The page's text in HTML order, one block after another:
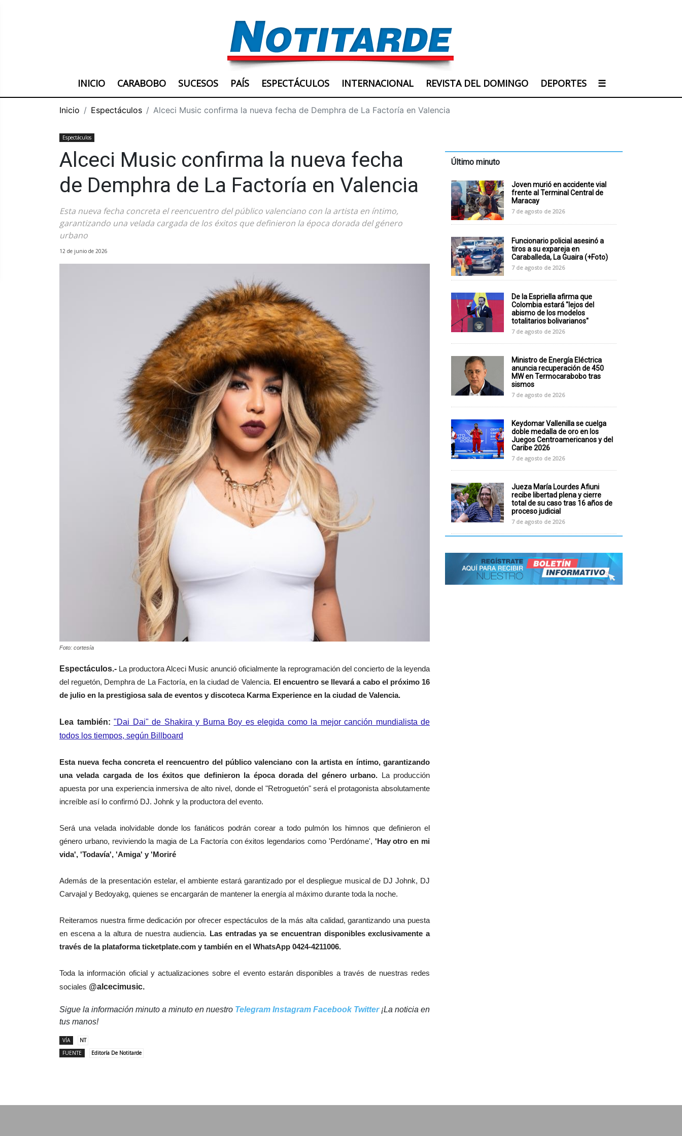
INICIO CARABOBO SUCESOS PAÍS ESPECTÁCULOS INTERNACIONAL REVISTA DEL DOMINGO DEPORTES ☰
Inicio Espectáculos Alceci Music confirma la nueva fecha de Demphra de La Factoría en Valencia
Espectáculos
Alceci Music confirma la nueva fecha
de Demphra de La Factoría en Valencia
Esta nueva fecha concreta el reencuentro del público valenciano con la artista en íntimo,
garantizando una velada cargada de los éxitos que definieron la época dorada del género
urbano
12 de junio de 2026
Foto: cortesía
Espectáculos.- La productora Alceci Music anunció oficialmente la reprogramación del concierto de la leyenda
del reguetón, Demphra de La Factoría, en la ciudad de Valencia. El encuentro se llevará a cabo el próximo 16
de julio en la prestigiosa sala de eventos y discoteca Karma Experience en la ciudad de Valencia.
Lea también: "Dai Dai" de Shakira y Burna Boy es elegida como la mejor canción mundialista de
todos los tiempos, según Billboard
Esta nueva fecha concreta el reencuentro del público valenciano con la artista en íntimo, garantizando
una velada cargada de los éxitos que definieron la época dorada del género urbano. La producción
apuesta por una experiencia inmersiva de alto nivel, donde el "Retroguetón" será el protagonista absolutamente
increíble así lo confirmó DJ. Johnk y la productora del evento.
Será una velada inolvidable donde los fanáticos podrán corear a todo pulmón los himnos que definieron el
género urbano, reviviendo la magia de La Factoría con éxitos legendarios como 'Perdóname', 'Hay otro en mi
vida', 'Todavía', 'Amiga' y 'Moriré
Además de la presentación estelar, el ambiente estará garantizado por el despliegue musical de DJ Johnk, DJ
Carvajal y Bedoyakg, quienes se encargarán de mantener la energía al máximo durante toda la noche.
Reiteramos nuestra firme dedicación por ofrecer espectáculos de la más alta calidad, garantizando una puesta
en escena a la altura de nuestra audiencia. Las entradas ya se encuentran disponibles exclusivamente a
través de la plataforma ticketplate.com y también en el WhatsApp 0424-4211006.
Toda la información oficial y actualizaciones sobre el evento estarán disponibles a través de nuestras redes
sociales @alcecimusic.
Sigue la información minuto a minuto en nuestro Telegram Instagram Facebook Twitter¡La noticia en
tus manos!
VÍA
NT
FUENTE
Editoría De Notitarde
Último minuto
Joven murió en accidente vial
frente al Terminal Central de
Maracay
7 de agosto de 2026
Funcionario policial asesinó a
tiros a su expareja en
Caraballeda, La Guaira (+Foto)
7 de agosto de 2026
De la Espriella afirma que
Colombia estará "lejos del
abismo de los modelos
totalitarios bolivarianos"
7 de agosto de 2026
Ministro de Energía Eléctrica
anuncia recuperación de 450
MW en Termocarabobo tras
sismos
7 de agosto de 2026
Keydomar Vallenilla se cuelga
doble medalla de oro en los
Juegos Centroamericanos y del
Caribe 2026
7 de agosto de 2026
Jueza María Lourdes Afiuni
recibe libertad plena y cierre
total de su caso tras 16 años de
proceso judicial
7 de agosto de 2026